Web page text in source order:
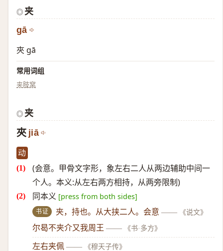
◎ 夹
gā
夾 gā
常用词组
夹肢窝
◎ 夹
夾 jiā
动
(会意。甲骨文字形，象左右二人从两边辅助中间一
个人。本义:从左右两方相持，从两旁限制)
同本义 [press from both sides]
书证 夹，持也。从大挟二人。会意 —— 《说文》
尔曷不夹介又我周王 —— 《书·多方》
左右夹佩 —— 《穆天子传》